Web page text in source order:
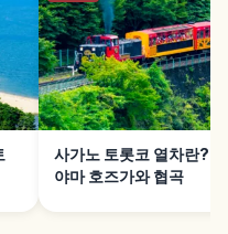
사가노 토롯코 열차란?
야마 호즈가와 협곡